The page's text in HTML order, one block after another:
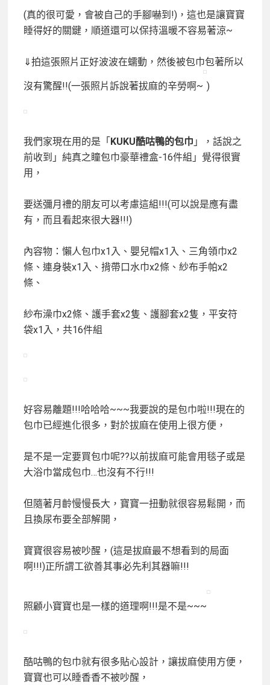
(真的很可愛，會被自己的手腳嚇到!)，這也是讓寶寶
睡得好的關鍵，順道還可以保持溫暖不容易著涼~
⇓拍這張照片正好波波在蠕動，然後被包巾包著所以
沒有驚醒!!(一張照片訴說著拔麻的辛勞啊~ )
我們家現在用的是「 KUKU酷咕鴨的包巾 」，話說之
前收到」純真之瞳包巾豪華禮盒-16件組」覺得很實
用，
要送彌月禮的朋友可以考慮這組!!!(可以說是應有盡
有，而且看起來很大器!!!)
內容物：懶人包巾x1入、嬰兒帽x1入、三角領巾x2
條、連身裝x1入、揹帶口水巾x2條、紗布手帕x2
條、
紗布澡巾x2條、護手套x2隻、護腳套x2隻，平安符
袋x1入，共16件組
好容易離題!!!哈哈哈~~~我要說的是包巾啦!!!現在的
包巾已經進化很多，對於拔麻在使用上很方便，
是不是一定要買包巾呢??以前拔麻可能會用毯子或是
大浴巾當成包巾…也沒有不行!!!
但隨著月齡慢慢長大，寶寶一扭動就很容易鬆開，而
且換尿布要全部解開，
寶寶很容易被吵醒，(這是拔麻最不想看到的局面
啊!!!)正所謂工欲善其事必先利其器嘛!!!
照顧小寶寶也是一樣的道理啊!!!是不是~~~
酷咕鴨的包巾就有很多貼心設計，讓拔麻使用方便，
寶寶也可以睡香香不被吵醒，